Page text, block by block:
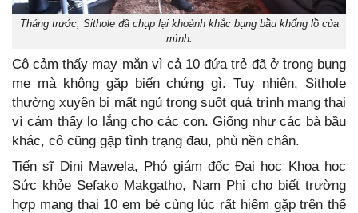
Tháng trước, Sithole đã chụp lại khoảnh khắc bụng bầu khổng lồ của
mình.
Cô cảm thấy may mắn vì cả 10 đứa trẻ đã ở trong bụng
mẹ mà không gặp biến chứng gì. Tuy nhiên, Sithole
thường xuyên bị mất ngủ trong suốt quá trình mang thai
vì cảm thấy lo lắng cho các con. Giống như các bà bầu
khác, cô cũng gặp tình trạng đau, phù nền chân.
Tiến sĩ Dini Mawela, Phó giám đốc Đại học Khoa học
Sức khỏe Sefako Makgatho, Nam Phi cho biết trường
hợp mang thai 10 em bé cùng lúc rất hiếm gặp trên thế